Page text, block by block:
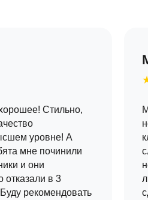
Стильно,
уровне! А
мне починили
и они
отказали в 3
рекомендовать